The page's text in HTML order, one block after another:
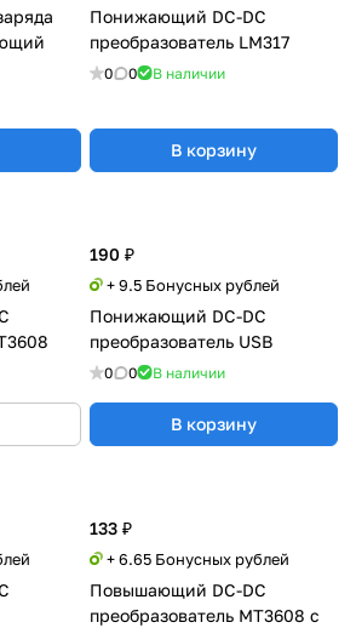
Понижающий DC-DC
преобразователь LM317
0 0 В наличии
В корзину
190 ₽
+ 9.5 Бонусных рублей
Понижающий DC-DC
преобразователь USB
0 0 В наличии
В корзину
133 ₽
+ 6.65 Бонусных рублей
Повышающий DC-DC
преобразователь MT3608 с